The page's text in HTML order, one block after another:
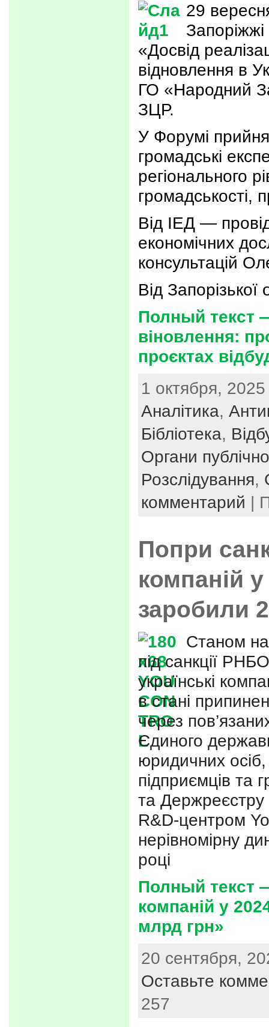
29
«Досвід
відновлення в
ГО «Народний
ЗЦР.
У Форумі
громадські
регіонального
громадськості,
Від ІЕД —
економічних
консультацій
Від Запорізької
Полный текст
віновлення:
проєктах
1 октября,
Аналітика,
Бібліотека,
Органи
Розслідування,
комментарий |
Попри
компаній
заробили
Станом
під санкції
українські
в стані
через
Єдиного
юридичних
підприємців та
та Держреєстру
R&D-центром
нерівномірну
році
Полный текст
компаній у
млрд грн»
20 сентября,
Оставьте
257